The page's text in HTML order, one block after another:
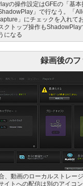
の操作設定はGFEの「基本
」で行なう。「
」にチェックを入れてお
クトップ操作もShadowPlay
になる
録画後の
、動画のローカルストレー
イトへの配信は別のアイコ